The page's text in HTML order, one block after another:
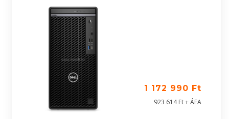
1 172 990 Ft
923 614 Ft + ÁFA